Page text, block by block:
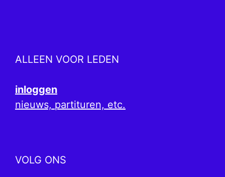
ALLEEN VOOR LEDEN
inloggen
nieuws, partituren, etc.
VOLG ONS